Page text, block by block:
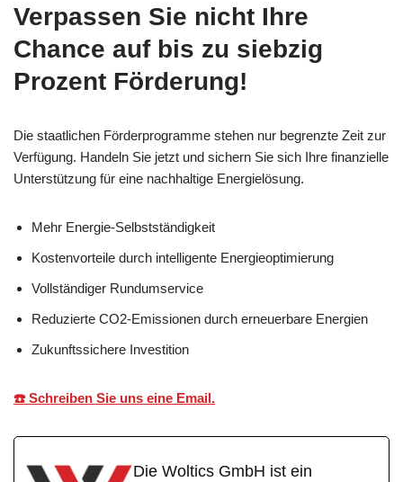
Verpassen Sie nicht Ihre
Chance auf bis zu siebzig
Prozent Förderung!
Die staatlichen Förderprogramme stehen nur begrenzte Zeit zur
Verfügung. Handeln Sie jetzt und sichern Sie sich Ihre finanzielle
Unterstützung für eine nachhaltige Energielösung.
Mehr Energie-Selbstständigkeit
Kostenvorteile durch intelligente Energieoptimierung
Vollständiger Rundumservice
Reduzierte CO2-Emissionen durch erneuerbare Energien
Zukunftssichere Investition
☎️ Schreiben Sie uns eine Email.
Die Woltics GmbH ist ein